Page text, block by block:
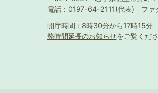
電話：0197-64-2111(代表) フ
開庁時間：8時30分から17時15分
務時間延長のお知らせをご覧くださ